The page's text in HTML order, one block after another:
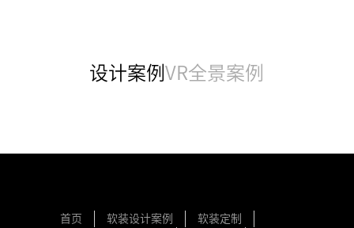
设计案例VR全景案例
首页 软装设计案例 软装定制